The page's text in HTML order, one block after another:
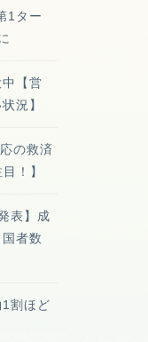
1ター
【営
況】
の救済
！】
表】成
者数
割ほど